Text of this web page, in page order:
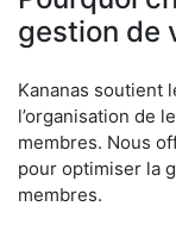
gestion de
Kananas soutient
l’organisation de
membres. Nous
pour optimiser la
membres.